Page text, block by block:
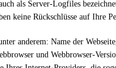
als Server-Logfiles
keine Rückschlüsse auf Ihre
anderem: Name der
und Webbrowser-